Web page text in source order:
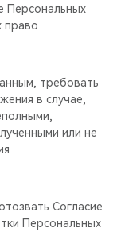
Персональных
право
требовать
в случае,
или не
Согласие
Персональных